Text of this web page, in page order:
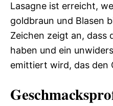
Lasagne ist erreicht,
goldbraun und Blasen
Zeichen zeigt an, dass
haben und ein
emittiert wird, das den